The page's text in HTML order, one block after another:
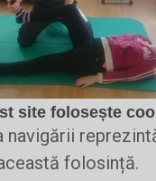
a imaginii 35 KB|
site folosește
navigării
folosință.